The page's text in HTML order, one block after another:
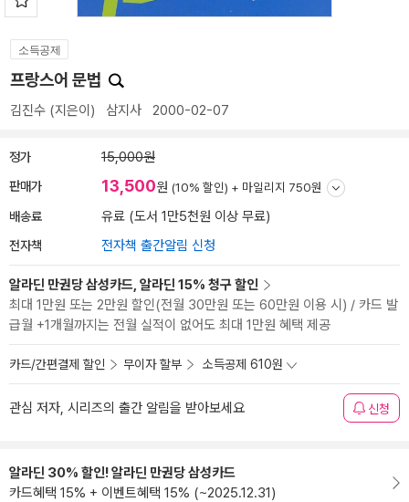
소득공제
프랑스어 문법
김진수 (지은이) 삼지사 2000-02-07
정가 15,000원
판매가 13,500원 (10% 할인) + 마일리지 750원
배송료 유료 (도서 1만5천원 이상 무료)
전자책 전자책 출간알림 신청
알라딘 만권당 삼성카드, 알라딘 15% 청구 할인
최대 1만원 또는 2만원 할인(전월 30만원 또는 60만원 이용 시) / 카드 발
급월 +1개월까지는 전월 실적이 없어도 최대 1만원 혜택 제공
카드/간편결제 할인 무이자 할부 소득공제 610원
관심 저자, 시리즈의 출간 알림을 받아보세요 신청
알라딘 30% 할인! 알라딘 만권당 삼성카드
카드혜택 15% + 이벤트혜택 15% (~2025.12.31)